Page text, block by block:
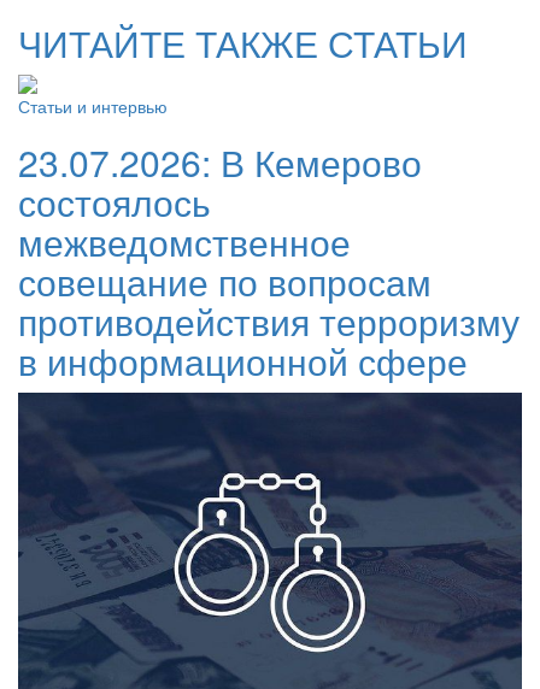
ЧИТАЙТЕ ТАКЖЕ СТАТЬИ
Статьи и интервью
23.07.2026: В Кемерово
состоялось
межведомственное
совещание по вопросам
противодействия терроризму
в информационной сфере